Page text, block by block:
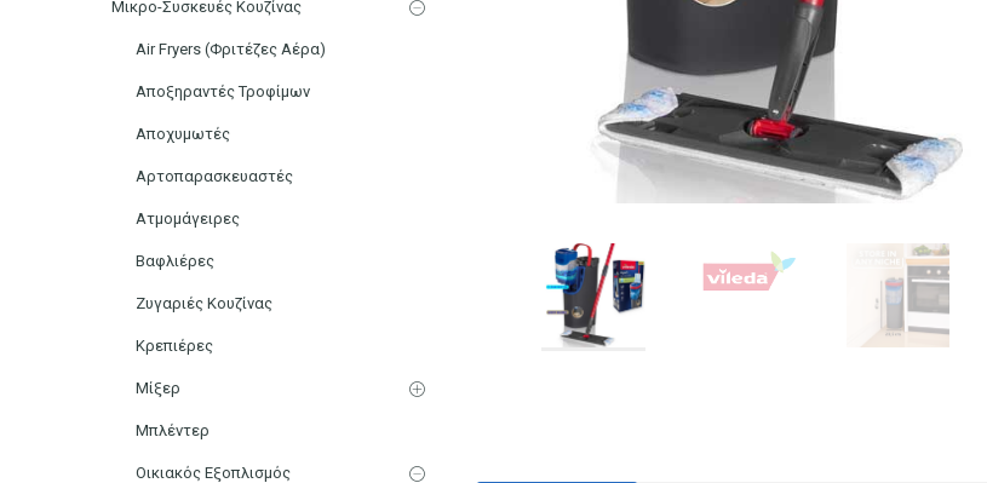
Μικρο-Συσκευές Κουζίνας
Air Fryers (Φριτέζες Αέρα)
Αποξηραντές Τροφίμων
Αποχυμωτές
Αρτοπαρασκευαστές
Ατμομάγειρες
Βαφλιέρες
Ζυγαριές Κουζίνας
Κρεπιέρες
Μίξερ
Μπλέντερ
Οικιακός Εξοπλισμός